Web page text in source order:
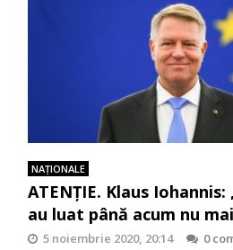
NAŢIONALE
ATENȚIE. Klaus
au luat până acum nu
5 noiembrie 2020, 20:14
0